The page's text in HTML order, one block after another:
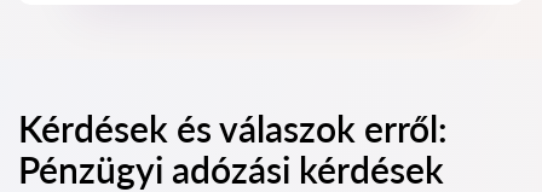
Kérdések és válaszok erről:
Pénzügyi adózási kérdések